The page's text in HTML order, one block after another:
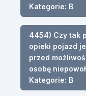
Kategorie: B
4454) Czy tak
opieki pojazd
przed
osobę
Kategorie: B